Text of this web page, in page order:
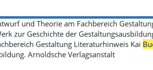
und Theorie am Fachbereich
zur Geschichte der
Gestaltung Literaturhinweis Kai
Arnoldsche Verlagsanstalt